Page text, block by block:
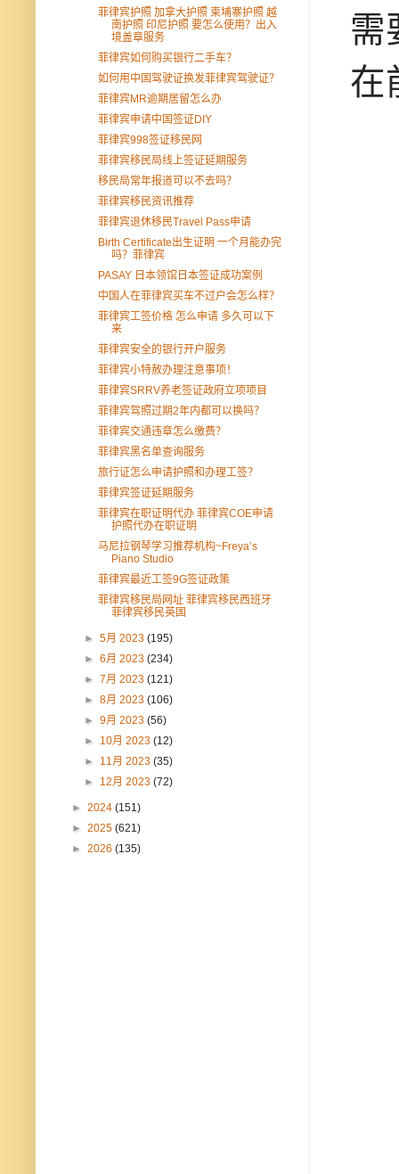
需
在
菲律宾护照 加拿大护照 柬埔寨护照 越
南护照 印尼护照 要怎么使用？出入
境盖章服务
菲律宾如何购买银行二手车？
如何用中国驾驶证换发菲律宾驾驶证？
菲律宾MR逾期居留怎么办
菲律宾申请中国签证DIY
菲律宾998签证移民网
菲律宾移民局线上签证延期服务
移民局常年报道可以不去吗？
菲律宾移民资讯推荐
菲律宾退休移民Travel Pass申请
Birth Certificate出生证明 一个月能办完
吗？菲律宾
PASAY 日本领馆日本签证成功案例
中国人在菲律宾买车不过户会怎么样？
菲律宾工签价格 怎么申请 多久可以下
来
菲律宾安全的银行开户服务
菲律宾小特赦办理注意事项！
菲律宾SRRV养老签证政府立项项目
菲律宾驾照过期2年内都可以换吗？
菲律宾交通违章怎么缴费？
菲律宾黑名单查询服务
旅行证怎么申请护照和办理工签？
菲律宾签证延期服务
菲律宾在职证明代办 菲律宾COE申请
护照代办在职证明
马尼拉钢琴学习推荐机构~Freya’s
Piano Studio
菲律宾最近工签9G签证政策
菲律宾移民局网址 菲律宾移民西班牙
菲律宾移民英国
►5月 2023(195)
►6月 2023(234)
►7月 2023(121)
►8月 2023(106)
►9月 2023(56)
► 10月 2023(12)
► 11月 2023(35)
► 12月 2023(72)
► 2024 (151)
► 2025 (621)
► 2026 (135)